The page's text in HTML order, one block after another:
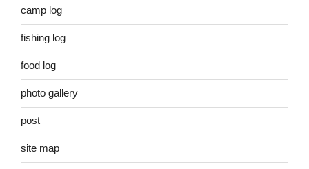
camp log
fishing log
food log
photo gallery
post
site map